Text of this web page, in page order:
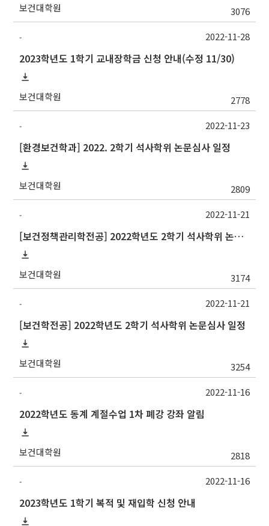
보건대학원 3076
-
2023학년도 1학기 교내장학금 신청 안내(수정 11/30)
보건대학원 2778
2022-11-28
-
[환경보건학과] 2022. 2학기 석사학위 논문심사 일정
보건대학원 2809
2022-11-23
-
[보건정책관리학전공] 2022학년도 2학기 석사학위 논문심사 일정
보건대학원 3174
2022-11-21
-
[보건학전공] 2022학년도 2학기 석사학위 논문심사 일정
보건대학원 3254
2022-11-21
-
2022학년도 동계 계절수업 1차 폐강 강좌 알림
보건대학원 2818
2022-11-16
-
2023학년도 1학기 복적 및 재입학 신청 안내
2022-11-16